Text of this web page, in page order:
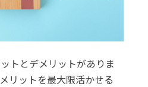
トとデメリットがありま
リットを最大限活かせる